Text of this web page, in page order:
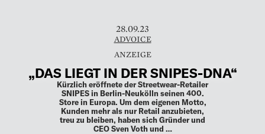
28.09.23
ADVOICE
„DAS LIEGT IN DER SNIPES-DNA“
Kürzlich eröffnete der Streetwear-Retailer
SNIPES in Berlin-Neukölln seinen 400.
Store in Europa. Um dem eigenen Motto,
Kunden mehr als nur Retail anzubieten,
treu zu bleiben, haben sich Gründer und
CEO Sven Voth und …